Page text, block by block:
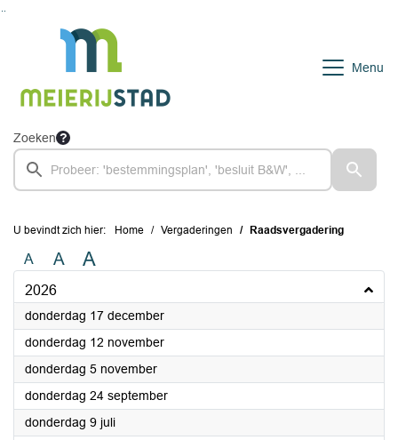
Menu
Zoeken
U bevindt zich hier: Home Vergaderingen Raadsvergadering
A A A
2026
donderdag 17 december2026
donderdag 12 november2026
donderdag 5 november2026
donderdag 24 september2026
donderdag 9 juli2026